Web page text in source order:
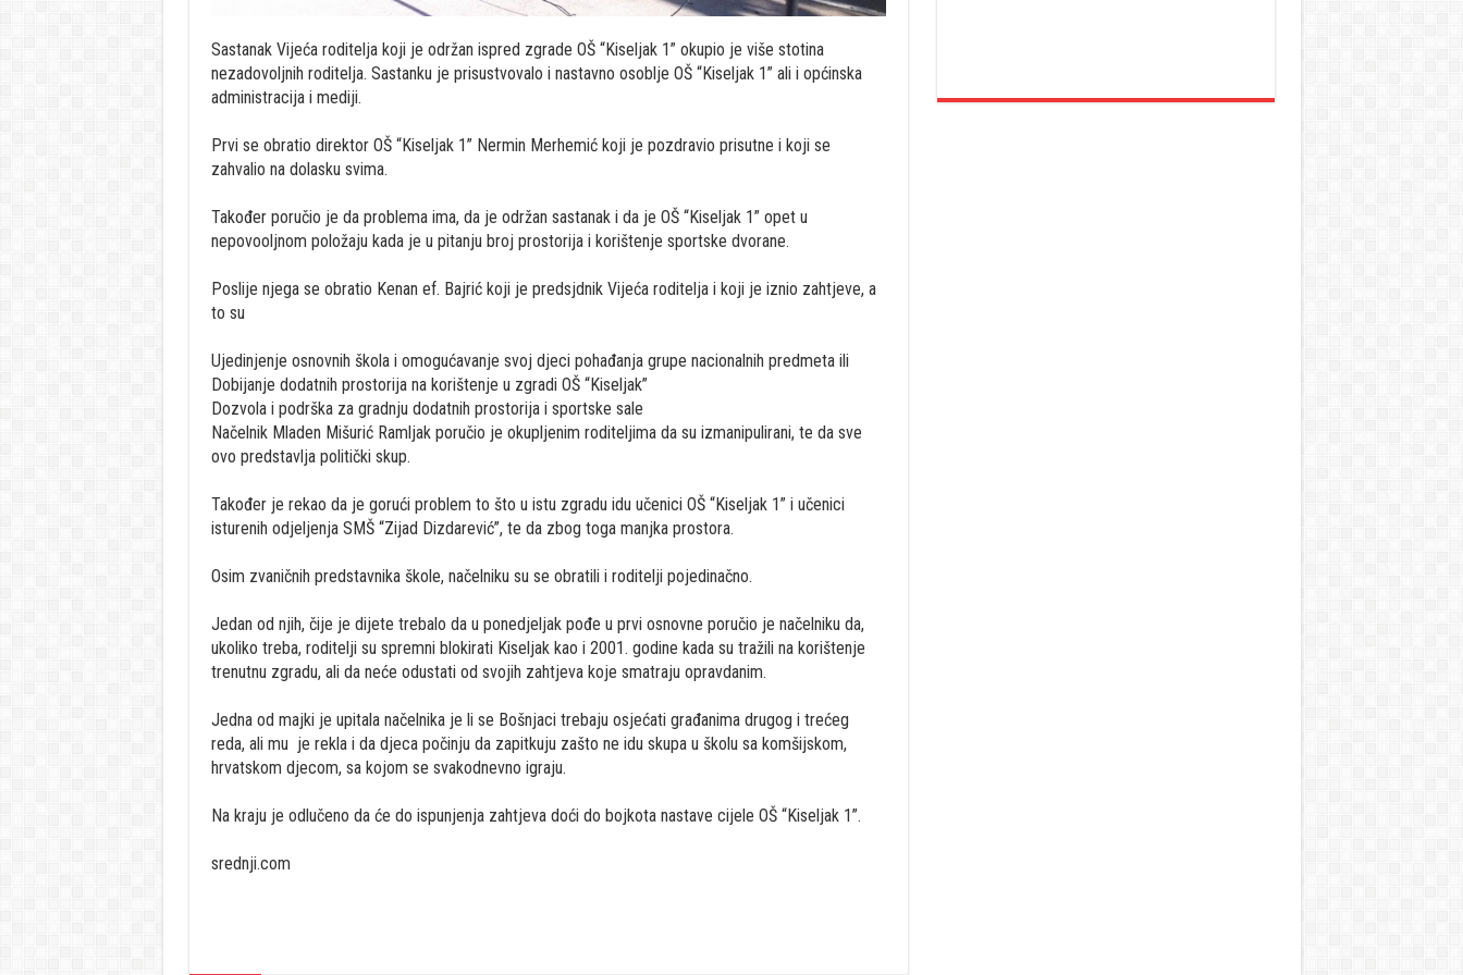
Sastanak Vijeća roditelja koji je održan ispred zgrade OŠ “Kiseljak 1” okupio je više stotina
nezadovoljnih roditelja. Sastanku je prisustvovalo i nastavno osoblje OŠ “Kiseljak 1” ali i općinska
administracija i mediji.
Prvi se obratio direktor OŠ “Kiseljak 1” Nermin Merhemić koji je pozdravio prisutne i koji se
zahvalio na dolasku svima.
Također poručio je da problema ima, da je održan sastanak i da je OŠ “Kiseljak 1” opet u
nepovooljnom položaju kada je u pitanju broj prostorija i korištenje sportske dvorane.
Poslije njega se obratio Kenan ef. Bajrić koji je predsjdnik Vijeća roditelja i koji je iznio zahtjeve, a
to su
Ujedinjenje osnovnih škola i omogućavanje svoj djeci pohađanja grupe nacionalnih predmeta ili
Dobijanje dodatnih prostorija na korištenje u zgradi OŠ “Kiseljak”
Dozvola i podrška za gradnju dodatnih prostorija i sportske sale
Načelnik Mladen Mišurić Ramljak poručio je okupljenim roditeljima da su izmanipulirani, te da sve
ovo predstavlja politički skup.
Također je rekao da je gorući problem to što u istu zgradu idu učenici OŠ “Kiseljak 1” i učenici
isturenih odjeljenja SMŠ “Zijad Dizdarević”, te da zbog toga manjka prostora.
Osim zvaničnih predstavnika škole, načelniku su se obratili i roditelji pojedinačno.
Jedan od njih, čije je dijete trebalo da u ponedjeljak pođe u prvi osnovne poručio je načelniku da,
ukoliko treba, roditelji su spremni blokirati Kiseljak kao i 2001. godine kada su tražili na korištenje
trenutnu zgradu, ali da neće odustati od svojih zahtjeva koje smatraju opravdanim.
Jedna od majki je upitala načelnika je li se Bošnjaci trebaju osjećati građanima drugog i trećeg
reda, ali mu je rekla i da djeca počinju da zapitkuju zašto ne idu skupa u školu sa komšijskom,
hrvatskom djecom, sa kojom se svakodnevno igraju.
Na kraju je odlučeno da će do ispunjenja zahtjeva doći do bojkota nastave cijele OŠ “Kiseljak 1”.
srednji.com